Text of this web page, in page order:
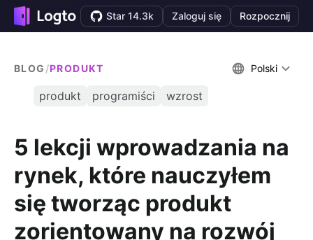
Star 14.3k Zaloguj się Rozpocznij
BLOG /PRODUKT Polski
produkt programiści wzrost
5 lekcji wprowadzania na
rynek, które nauczyłem
się tworząc produkt
zorientowany na rozwój